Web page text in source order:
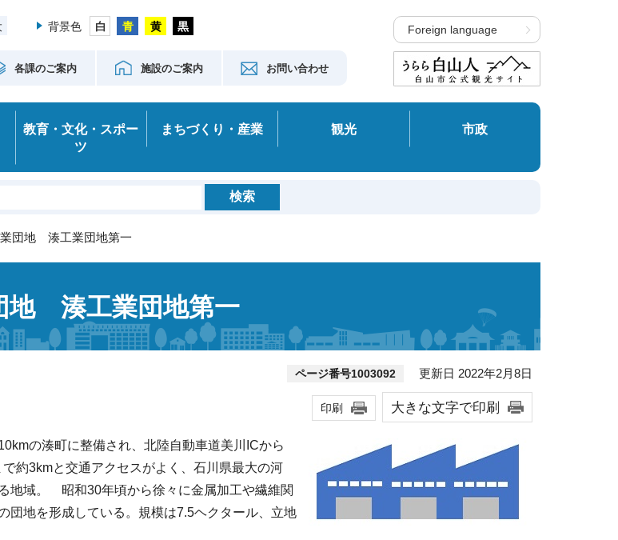
背景色
各課のご案内 施設のご案内 お問い合わせ
Foreign language
教育・文化・スポー
ツ
まちづくり・産業 観光 市政
団地 湊工業団地第一
地 湊工業団地第一
ページ番号1003092 更新日 2022年2月8日
印刷 大きな文字で印刷
の湊町に整備され、北陸自動車道美川ICから
約3kmと交通アクセスがよく、石川県最大の河
地域。 昭和30年頃から徐々に金属加工や繊維関
団地を形成している。規模は7.5ヘクタール、立地